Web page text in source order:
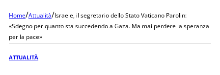
Home/Attualità/Israele, il segretario dello Stato Vaticano Parolin:
«Sdegno per quanto sta succedendo a Gaza. Ma mai perdere la speranza
per la pace»
ATTUALITÀ